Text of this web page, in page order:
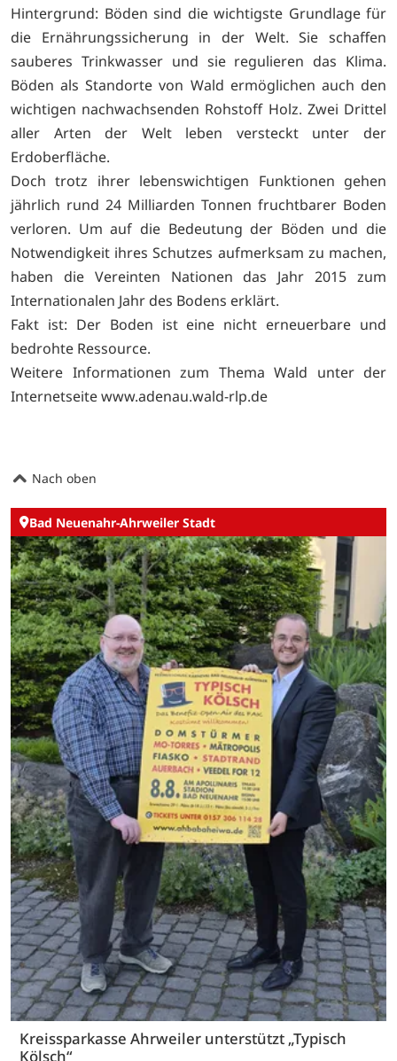
Hintergrund: Böden sind die wichtigste Grundlage für
die Ernährungssicherung in der Welt. Sie schaffen
sauberes Trinkwasser und sie regulieren das Klima.
Böden als Standorte von Wald ermöglichen auch den
wichtigen nachwachsenden Rohstoff Holz. Zwei Drittel
aller Arten der Welt leben versteckt unter der
Erdoberfläche.
Doch trotz ihrer lebenswichtigen Funktionen gehen
jährlich rund 24 Milliarden Tonnen fruchtbarer Boden
verloren. Um auf die Bedeutung der Böden und die
Notwendigkeit ihres Schutzes aufmerksam zu machen,
haben die Vereinten Nationen das Jahr 2015 zum
Internationalen Jahr des Bodens erklärt.
Fakt ist: Der Boden ist eine nicht erneuerbare und
bedrohte Ressource.
Weitere Informationen zum Thema Wald unter der
Internetseitewww.adenau.wald-rlp.de
Nach oben
Bad Neuenahr-Ahrweiler Stadt
Kreissparkasse Ahrweiler unterstützt „Typisch
Kölsch“